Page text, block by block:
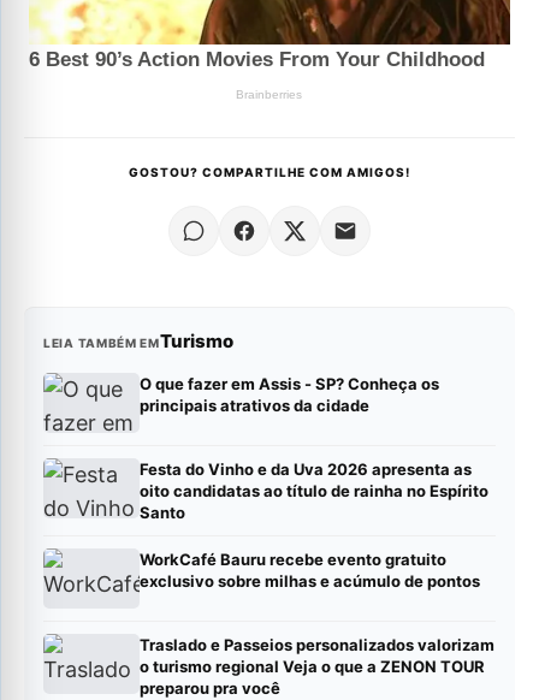
GOSTOU? COMPARTILHE COM AMIGOS!
LEIA TAMBÉM EMTurismo
O que fazer em Assis - SP? Conheça os
principais atrativos da cidade
Festa do Vinho e da Uva 2026 apresenta as
oito candidatas ao título de rainha no Espírito
Santo
WorkCafé Bauru recebe evento gratuito
exclusivo sobre milhas e acúmulo de pontos
Traslado e Passeios personalizados valorizam
o turismo regional Veja o que a ZENON TOUR
preparou pra você